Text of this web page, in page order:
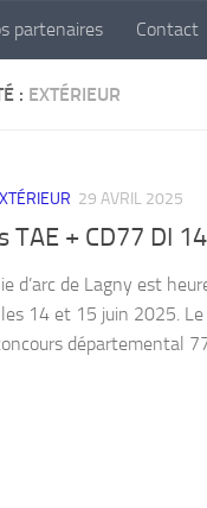
partenaires Contact
: EXTÉRIEUR
29 AVRIL 2025
TAE + CD77 DI
d’arc de Lagny est
14 et 15 juin 2025.
départemental